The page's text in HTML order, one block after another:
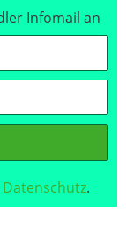
Infomail an
Datenschutz.